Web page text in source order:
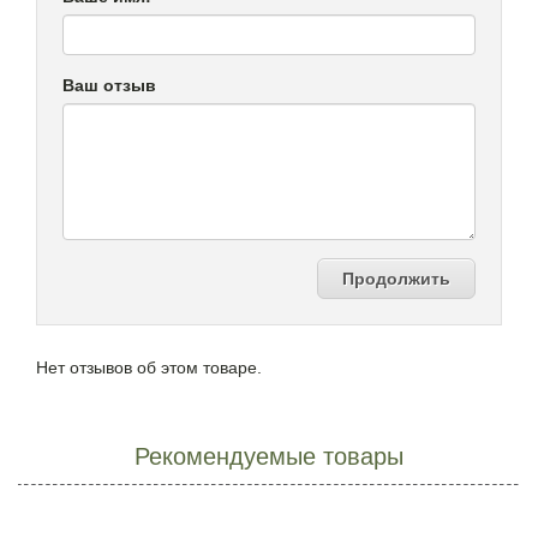
Ваш отзыв
Продолжить
Нет отзывов об этом товаре.
Рекомендуемые товары